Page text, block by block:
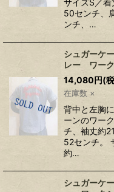
50センチ、
ンチ、…
シュガーケ
レー ワー
14,080円(
在庫数 ×
背中と左胸
ーンのワー
チ、袖丈約
52センチ。
約…
シュガーケ